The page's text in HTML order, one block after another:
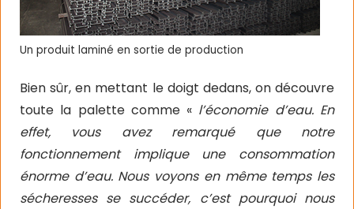
Un produit laminé en sortie de production
Bien sûr, en mettant le doigt dedans, on découvre
toute la palette comme « l’économie d’eau. En
effet, vous avez remarqué que notre
fonctionnement implique une consommation
énorme d’eau. Nous voyons en même temps les
sécheresses se succéder, c’est pourquoi nous